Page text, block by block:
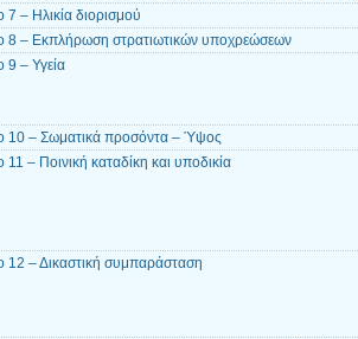
7 – Ηλικία διορισμού
8 – Εκπλήρωση στρατιωτικών υποχρεώσεων
9 – Υγεία
10 – Σωματικά προσόντα – Ύψος
– Ποινική καταδίκη και υποδικία
12 – Δικαστική συμπαράσταση